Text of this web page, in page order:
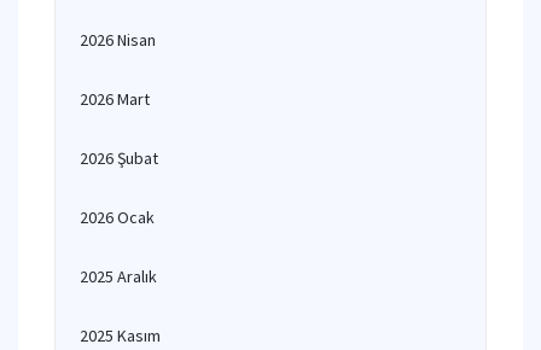
2026 Nisan
2026 Mart
2026 Şubat
2026 Ocak
2025 Aralık
2025 Kasım